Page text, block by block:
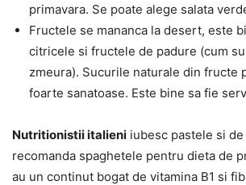
primavara. Se poate alege salata
Fructele se mananca la desert, este
citricele si fructele de padure (cum
zmeura). Sucurile naturale din fructe
foarte sanatoase. Este bine sa fie
Nutritionistii italieni iubesc pastele si de
recomanda spaghetele pentru dieta de
au un continut bogat de vitamina B1 si